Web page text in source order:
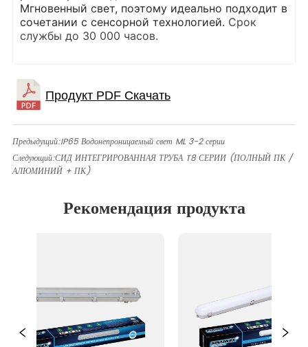
Мгновенный свет, поэтому идеально подходит в
сочетании с сенсорной технологией. Срок
службы до 30 000 часов.
Предыдущий:IP65 Водонепроницаемый свет ML 3-2 серии
Следующий:СИД ИНТЕГРИРОВАННАЯ ТРУБА T8 СЕРИИ (ПОЛНЫЙ ПК /
АЛЮМИНИЙ + ПК)
Рекомендация продукта